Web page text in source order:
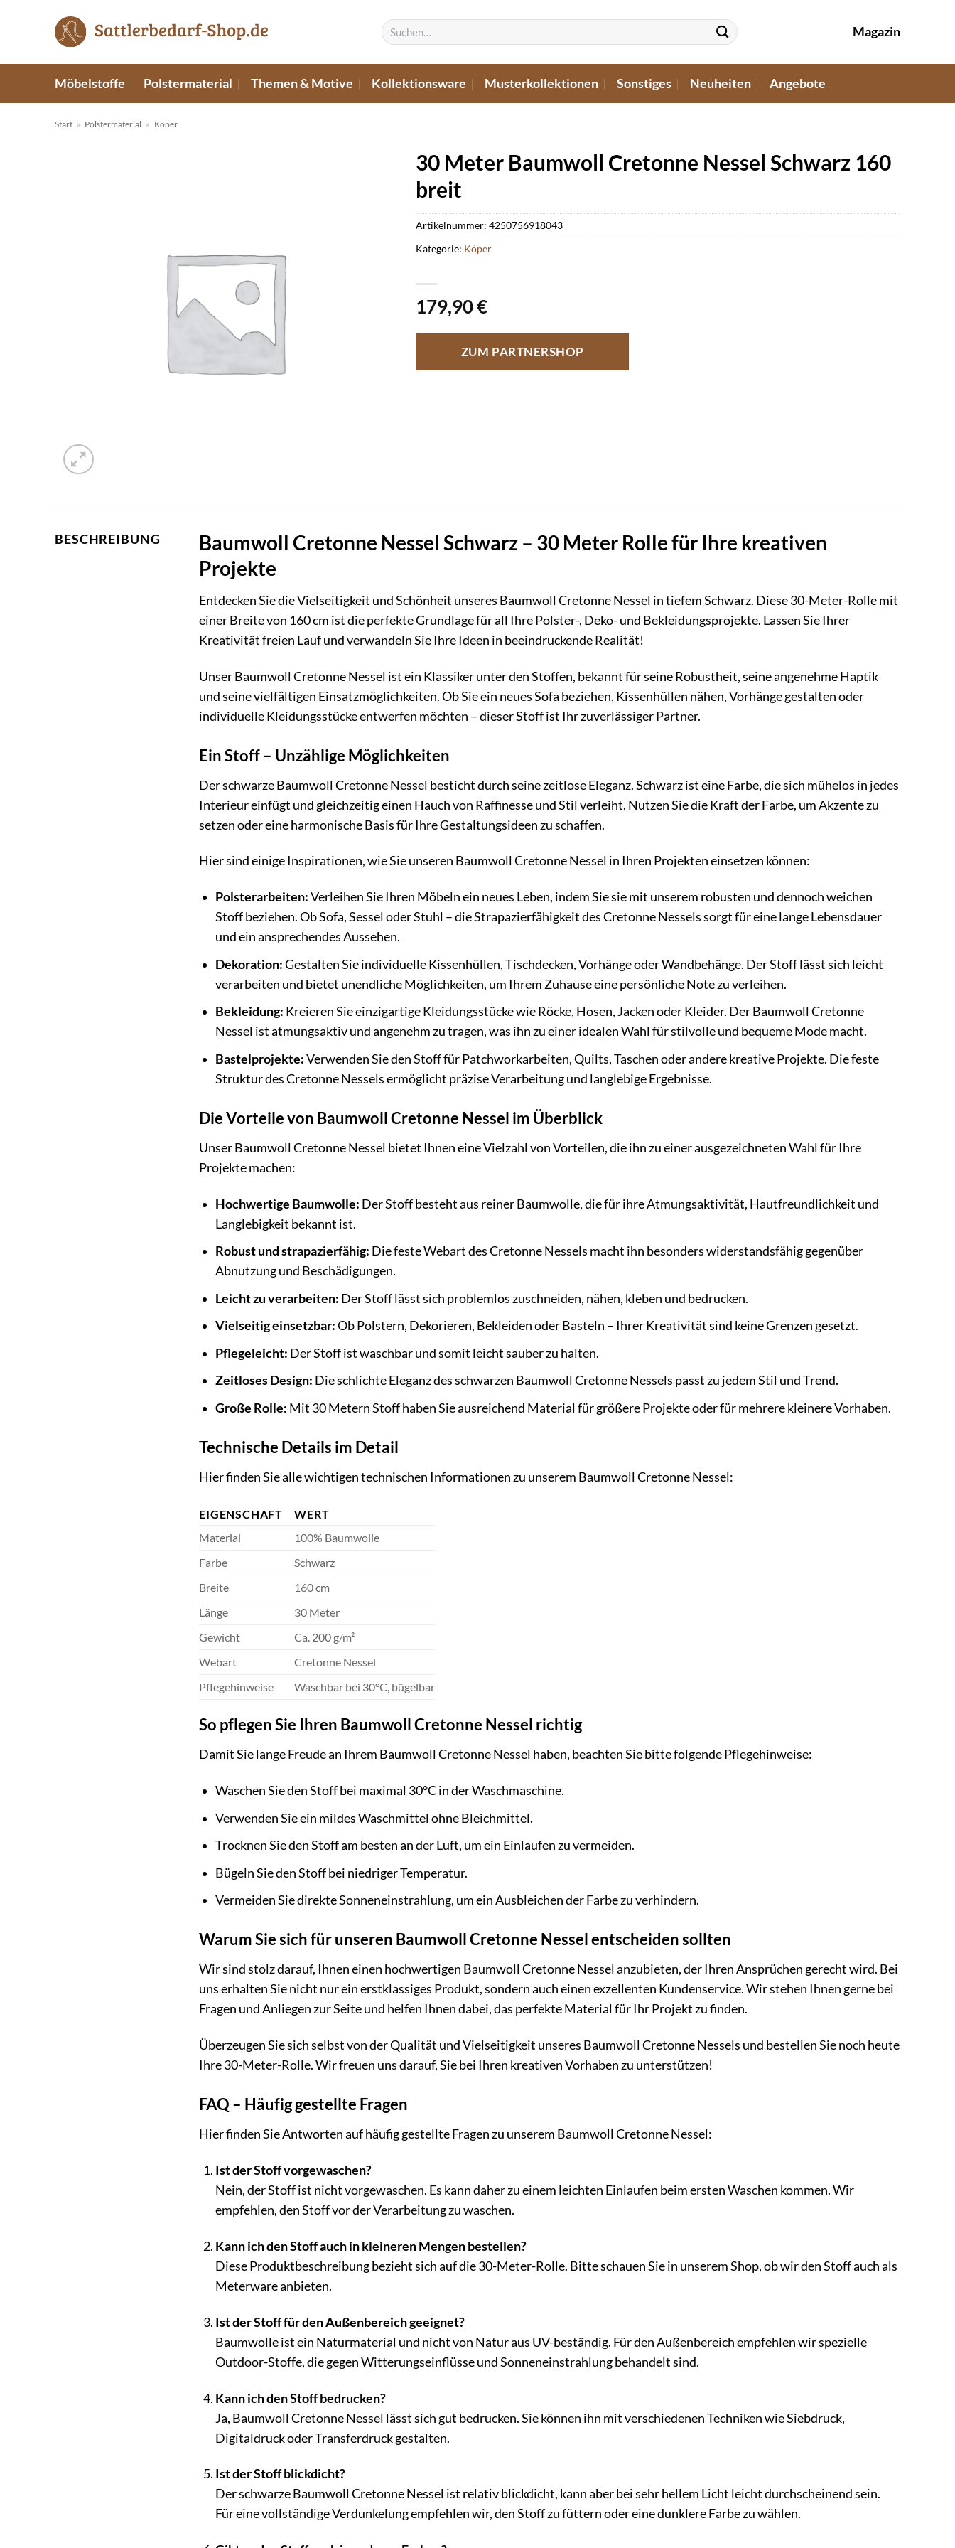
Suchen
nach:
Magazin
Möbelstoffe Polstermaterial Themen & Motive Kollektionsware Musterkollektionen Sonstiges Neuheiten Angebote
Start » Polstermaterial » Köper
30 Meter Baumwoll Cretonne Nessel Schwarz 160
breit
179,90€
ZUM PARTNERSHOP
Artikelnummer:4250756918043
Kategorie: Köper
BESCHREIBUNG
Baumwoll Cretonne Nessel Schwarz – 30 Meter Rolle für Ihre kreativen
Projekte
Entdecken Sie die Vielseitigkeit und Schönheit unseres Baumwoll Cretonne Nessel in tiefem Schwarz. Diese 30-Meter-Rolle mit
einer Breite von 160 cm ist die perfekte Grundlage für all Ihre Polster-, Deko- und Bekleidungsprojekte. Lassen Sie Ihrer
Kreativität freien Lauf und verwandeln Sie Ihre Ideen in beeindruckende Realität!
Unser Baumwoll Cretonne Nessel ist ein Klassiker unter den Stoffen, bekannt für seine Robustheit, seine angenehme Haptik
und seine vielfältigen Einsatzmöglichkeiten. Ob Sie ein neues Sofa beziehen, Kissenhüllen nähen, Vorhänge gestalten oder
individuelle Kleidungsstücke entwerfen möchten – dieser Stoff ist Ihr zuverlässiger Partner.
Ein Stoff – Unzählige Möglichkeiten
Der schwarze Baumwoll Cretonne Nessel besticht durch seine zeitlose Eleganz. Schwarz ist eine Farbe, die sich mühelos in jedes
Interieur einfügt und gleichzeitig einen Hauch von Raffinesse und Stil verleiht. Nutzen Sie die Kraft der Farbe, um Akzente zu
setzen oder eine harmonische Basis für Ihre Gestaltungsideen zu schaffen.
Hier sind einige Inspirationen, wie Sie unseren Baumwoll Cretonne Nessel in Ihren Projekten einsetzen können:
Polsterarbeiten:Verleihen Sie Ihren Möbeln ein neues Leben, indem Sie sie mit unserem robusten und dennoch weichen
Stoff beziehen. Ob Sofa, Sessel oder Stuhl – die Strapazierfähigkeit des Cretonne Nessels sorgt für eine lange Lebensdauer
und ein ansprechendes Aussehen.
Dekoration:Gestalten Sie individuelle Kissenhüllen, Tischdecken, Vorhänge oder Wandbehänge. Der Stoff lässt sich leicht
verarbeiten und bietet unendliche Möglichkeiten, um Ihrem Zuhause eine persönliche Note zu verleihen.
Bekleidung: Kreieren Sie einzigartige Kleidungsstücke wie Röcke, Hosen, Jacken oder Kleider. Der Baumwoll Cretonne
Nessel ist atmungsaktiv und angenehm zu tragen, was ihn zu einer idealen Wahl für stilvolle und bequeme Mode macht.
Bastelprojekte:Verwenden Sie den Stoff für Patchworkarbeiten, Quilts, Taschen oder andere kreative Projekte. Die feste
Struktur des Cretonne Nessels ermöglicht präzise Verarbeitung und langlebige Ergebnisse.
Die Vorteile von Baumwoll Cretonne Nessel im Überblick
Unser Baumwoll Cretonne Nessel bietet Ihnen eine Vielzahl von Vorteilen, die ihn zu einer ausgezeichneten Wahl für Ihre
Projekte machen:
Hochwertige Baumwolle: Der Stoff besteht aus reiner Baumwolle, die für ihre Atmungsaktivität, Hautfreundlichkeit und
Langlebigkeit bekannt ist.
Robust und strapazierfähig: Die feste Webart des Cretonne Nessels macht ihn besonders widerstandsfähig gegenüber
Abnutzung und Beschädigungen.
Leicht zu verarbeiten: Der Stoff lässt sich problemlos zuschneiden, nähen, kleben und bedrucken.
Vielseitig einsetzbar:Ob Polstern, Dekorieren, Bekleiden oder Basteln – Ihrer Kreativität sind keine Grenzen gesetzt.
Pflegeleicht: Der Stoff ist waschbar und somit leicht sauber zu halten.
Zeitloses Design: Die schlichte Eleganz des schwarzen Baumwoll Cretonne Nessels passt zu jedem Stil und Trend.
Große Rolle: Mit 30 Metern Stoff haben Sie ausreichend Material für größere Projekte oder für mehrere kleinere Vorhaben.
Technische Details im Detail
Hier finden Sie alle wichtigen technischen Informationen zu unserem Baumwoll Cretonne Nessel:
EIGENSCHAFT
WERT
Material
100% Baumwolle
Farbe
Schwarz
Breite
160 cm
Länge
30 Meter
Gewicht
Ca. 200 g/m²
Webart
Cretonne Nessel
Pflegehinweise
Waschbar bei 30°C, bügelbar
So pflegen Sie Ihren Baumwoll Cretonne Nessel richtig
Damit Sie lange Freude an Ihrem Baumwoll Cretonne Nessel haben, beachten Sie bitte folgende Pflegehinweise:
Waschen Sie den Stoff bei maximal 30°C in der Waschmaschine.
Verwenden Sie ein mildes Waschmittel ohne Bleichmittel.
Trocknen Sie den Stoff am besten an der Luft, um ein Einlaufen zu vermeiden.
Bügeln Sie den Stoff bei niedriger Temperatur.
Vermeiden Sie direkte Sonneneinstrahlung, um ein Ausbleichen der Farbe zu verhindern.
Warum Sie sich für unseren Baumwoll Cretonne Nessel entscheiden sollten
Wir sind stolz darauf, Ihnen einen hochwertigen Baumwoll Cretonne Nessel anzubieten, der Ihren Ansprüchen gerecht wird. Bei
uns erhalten Sie nicht nur ein erstklassiges Produkt, sondern auch einen exzellenten Kundenservice. Wir stehen Ihnen gerne bei
Fragen und Anliegen zur Seite und helfen Ihnen dabei, das perfekte Material für Ihr Projekt zu finden.
Überzeugen Sie sich selbst von der Qualität und Vielseitigkeit unseres Baumwoll Cretonne Nessels und bestellen Sie noch heute
Ihre 30-Meter-Rolle. Wir freuen uns darauf, Sie bei Ihren kreativen Vorhaben zu unterstützen!
FAQ – Häufig gestellte Fragen
Hier finden Sie Antworten auf häufig gestellte Fragen zu unserem Baumwoll Cretonne Nessel:
Ist der Stoff vorgewaschen?
Nein, der Stoff ist nicht vorgewaschen. Es kann daher zu einem leichten Einlaufen beim ersten Waschen kommen. Wir
empfehlen, den Stoff vor der Verarbeitung zu waschen.
Kann ich den Stoff auch in kleineren Mengen bestellen?
Diese Produktbeschreibung bezieht sich auf die 30-Meter-Rolle. Bitte schauen Sie in unserem Shop, ob wir den Stoff auch als
Meterware anbieten.
Ist der Stoff für den Außenbereich geeignet?
Baumwolle ist ein Naturmaterial und nicht von Natur aus UV-beständig. Für den Außenbereich empfehlen wir spezielle
Outdoor-Stoffe, die gegen Witterungseinflüsse und Sonneneinstrahlung behandelt sind.
Kann ich den Stoff bedrucken?
Ja, Baumwoll Cretonne Nessel lässt sich gut bedrucken. Sie können ihn mit verschiedenen Techniken wie Siebdruck,
Digitaldruck oder Transferdruck gestalten.
Ist der Stoff blickdicht?
Der schwarze Baumwoll Cretonne Nessel ist relativ blickdicht, kann aber bei sehr hellem Licht leicht durchscheinend sein.
Für eine vollständige Verdunkelung empfehlen wir, den Stoff zu füttern oder eine dunklere Farbe zu wählen.